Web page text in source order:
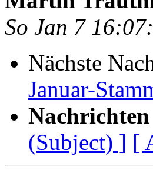
So Jan 7
Nächste
Januar-
(Subject) ] [